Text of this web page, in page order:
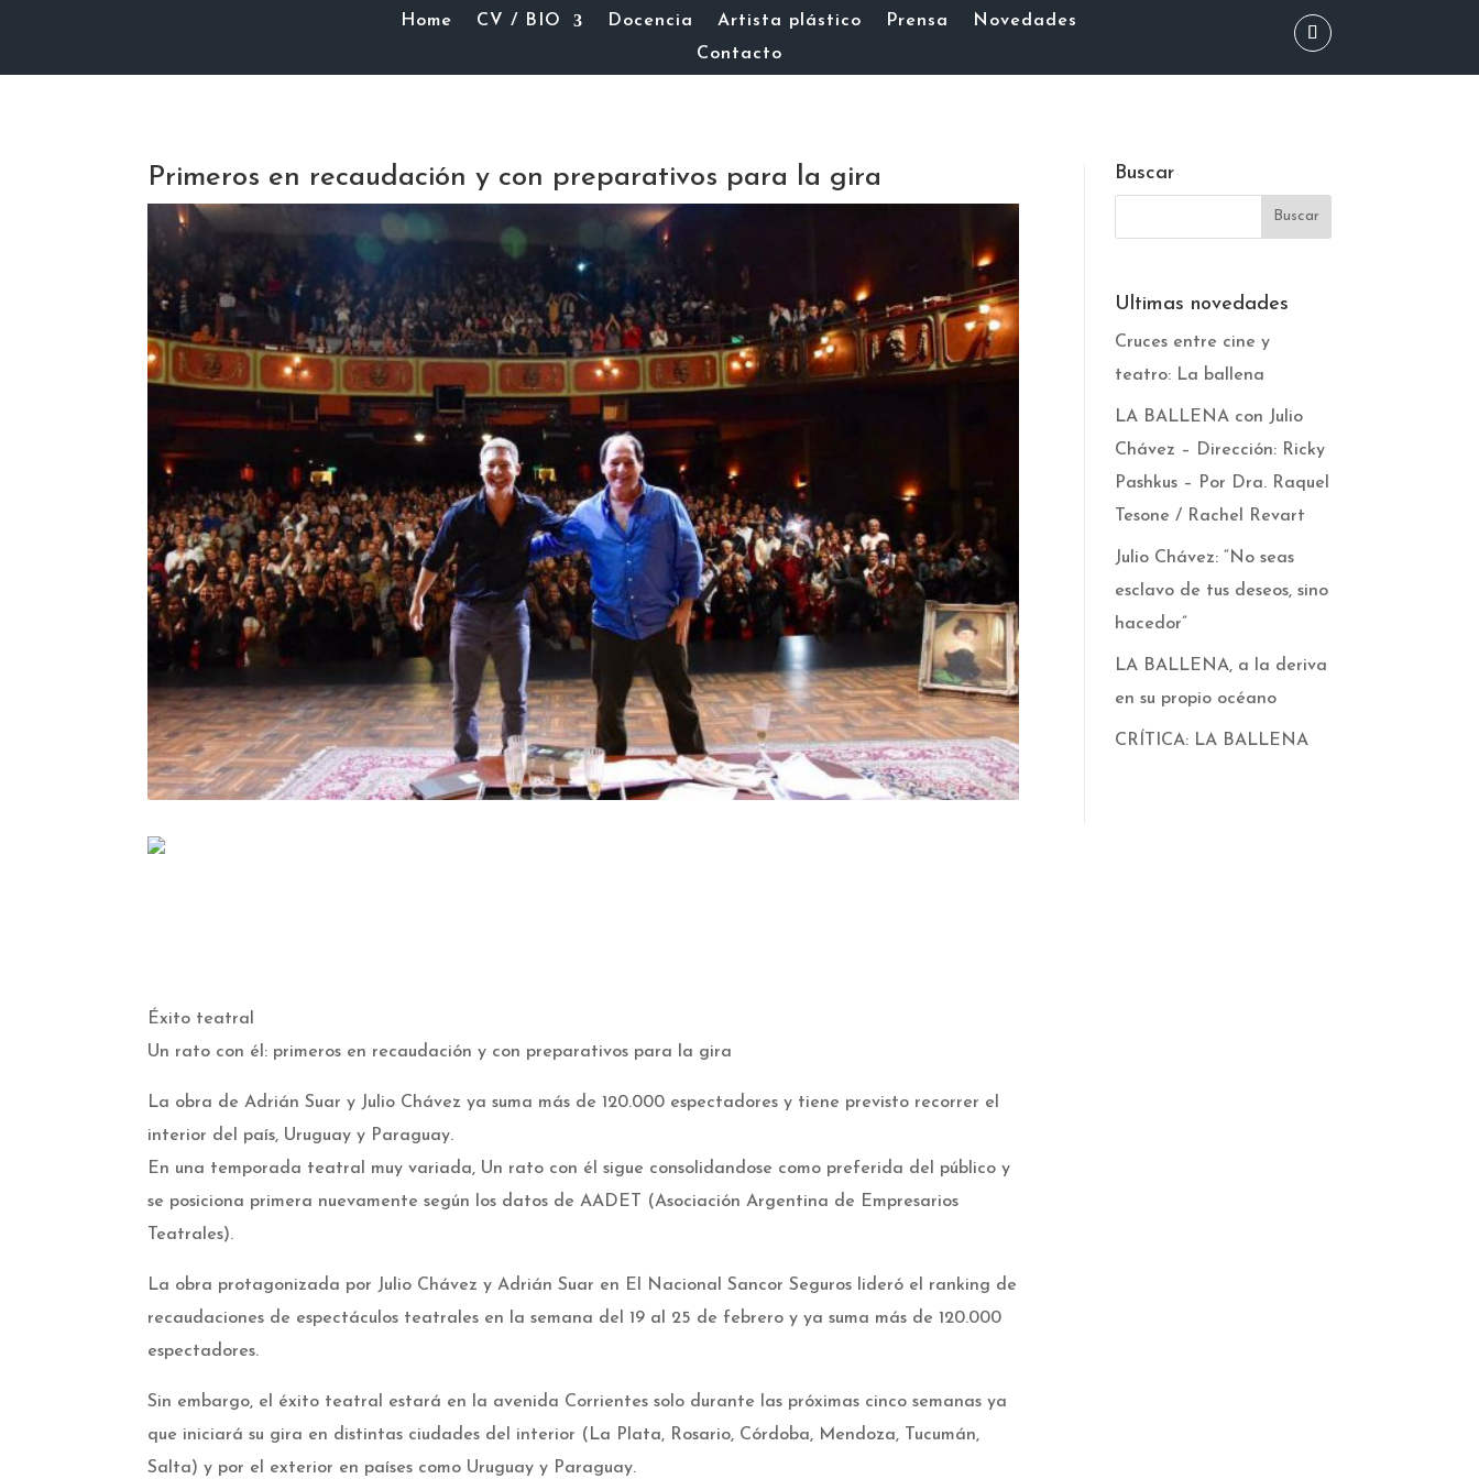
Home CV / BIO Docencia Artista plástico Prensa
Novedades
Contacto
Primeros en recaudación y con preparativos para la gira
Éxito teatral
Un rato con él: primeros en recaudación y con preparativos para la gira
La obra de Adrián Suar y Julio Chávez ya suma más de 120.000 espectadores y tiene previsto recorrer el
interior del país, Uruguay y Paraguay.
En una temporada teatral muy variada, Un rato con él sigue consolidandose como preferida del público y
se posiciona primera nuevamente según los datos de AADET (Asociación Argentina de Empresarios
Teatrales).
La obra protagonizada por Julio Chávez y Adrián Suar en El Nacional Sancor Seguros lideró el ranking de
recaudaciones de espectáculos teatrales en la semana del 19 al 25 de febrero y ya suma más de 120.000
espectadores.
Sin embargo, el éxito teatral estará en la avenida Corrientes solo durante las próximas cinco semanas ya
que iniciará su gira en distintas ciudades del interior (La Plata, Rosario, Córdoba, Mendoza, Tucumán,
Salta) y por el exterior en países como Uruguay y Paraguay.
Buscar
Ultimas novedades
Cruces entre cine y
teatro: La ballena
LA BALLENA con Julio
Chávez – Dirección: Ricky
Pashkus – Por Dra. Raquel
Tesone / Rachel Revart
Julio Chávez: “No seas
esclavo de tus deseos, sino
hacedor”
LA BALLENA, a la deriva
en su propio océano
CRÍTICA: LA BALLENA